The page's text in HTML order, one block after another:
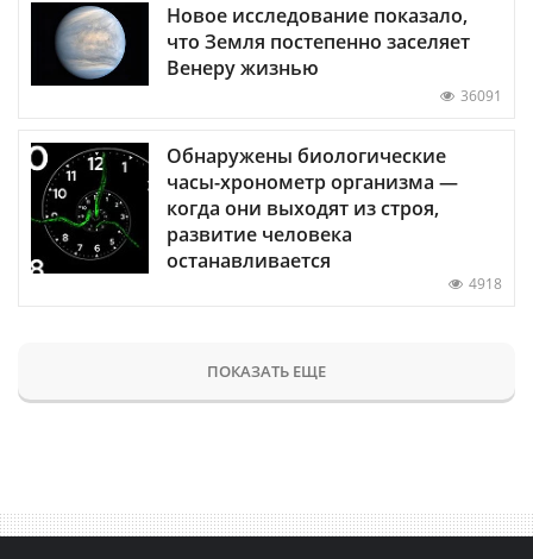
Новое исследование показало,
что Земля постепенно заселяет
Венеру жизнью
36091
Обнаружены биологические
часы-хронометр организма —
когда они выходят из строя,
развитие человека
останавливается
4918
ПОКАЗАТЬ ЕЩЕ